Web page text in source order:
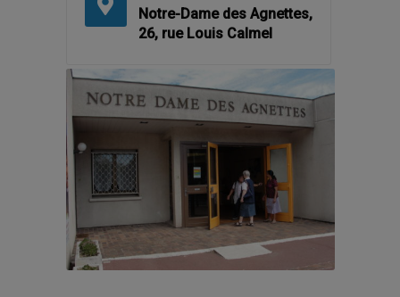
Notre-Dame des Agnettes,
26, rue Louis Calmel